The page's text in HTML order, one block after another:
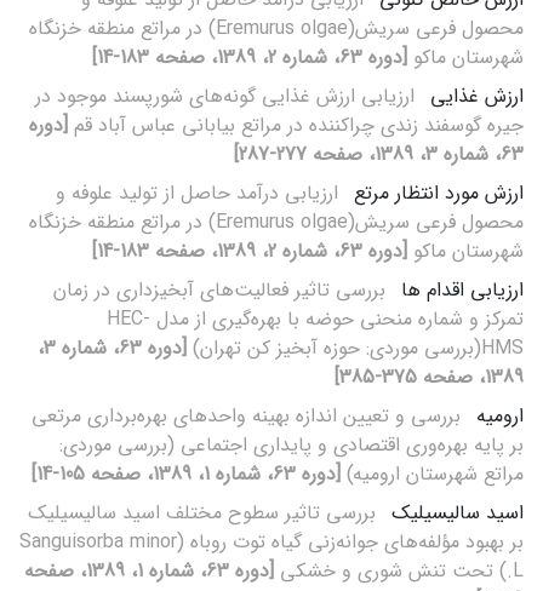
محصول فرعی سریش(Eremurus olgae) در مراتع منطقه خزنگاه
شهرستان ماکو [دوره 63، شماره 2، 1389، صفحه 183-14]
ارزش غذایی ارزیابی ارزش غذایی گونه‌های شورپسند موجود در
جیره گوسفند زندی چراکننده در مراتع بیابانی عباس آباد قم [دوره
63، شماره 3، 1389، صفحه 277-287]
ارزش مورد انتظار مرتع ارزیابی درآمد حاصل از تولید علوفه و
محصول فرعی سریش(Eremurus olgae) در مراتع منطقه خزنگاه
شهرستان ماکو [دوره 63، شماره 2، 1389، صفحه 183-14]
ارزیابی اقدام ها بررسی تاثیر فعالیت‌های آبخیزداری در زمان
تمرکز و شماره منحنی حوضه با بهره‌گیری از مدل HEC-
HMS(بررسی موردی: حوزه آبخیز کن تهران)
[دوره 63، شماره 3،
1389، صفحه 375-385]
ارومیه بررسی و تعیین اندازه بهینه واحدهای بهره‌برداری مرتعی
بر پایه بهره‌وری اقتصادی و پایداری اجتماعی (بررسی موردی:
مراتع شهرستان ارومیه) [دوره 63، شماره 1، 1389، صفحه 105-14]
اسید سالیسیلیک بررسی تاثیر سطوح مختلف اسید سالیسیلیک
بر بهبود مؤلفه‌های جوانه‌زنی گیاه توت روباه (Sanguisorba minor
L.) تحت تنش شوری و خشکی
[دوره 63، شماره 1، 1389، صفحه